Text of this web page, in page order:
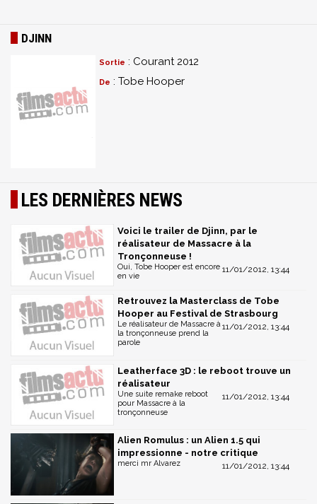
DJINN
Sortie : Courant 2012
De : Tobe Hooper
LES DERNIÈRES NEWS
Voici le trailer de Djinn, par le
réalisateur de Massacre à la
Tronçonneuse !
11/01/2012, 13:44
Oui, Tobe Hooper est encore
en vie
Retrouvez la Masterclass de Tobe
Hooper au Festival de Strasbourg
11/01/2012, 13:44
Le réalisateur de Massacre à
la tronçonneuse prend la
parole
Leatherface 3D : le reboot trouve un
réalisateur
11/01/2012, 13:44
Une suite remake reboot
pour Massacre à la
tronçonneuse
Alien Romulus : un Alien 1.5 qui
impressionne - notre critique
11/01/2012, 13:44
merci mr Alvarez